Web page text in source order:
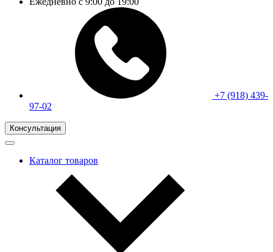
+7 (918) 439-
97-02
Консультация
Каталог товаров